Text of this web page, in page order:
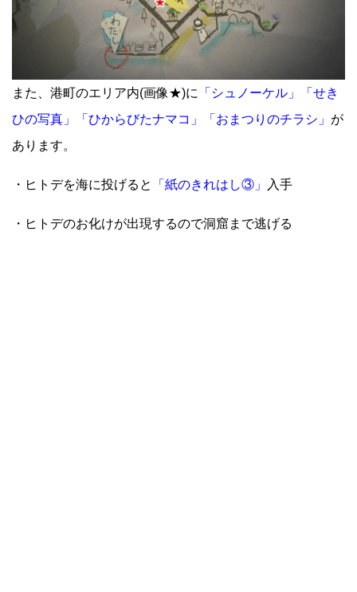
また、港町のエリア内(画像★)に
「シュノーケル」「せき
ひの写真」「ひからびたナマコ」「おまつりのチラシ」 が
あります。
・ヒトデを海に投げると 「紙のきれはし③」 入手
・ヒトデのお化けが出現するので洞窟まで逃げる